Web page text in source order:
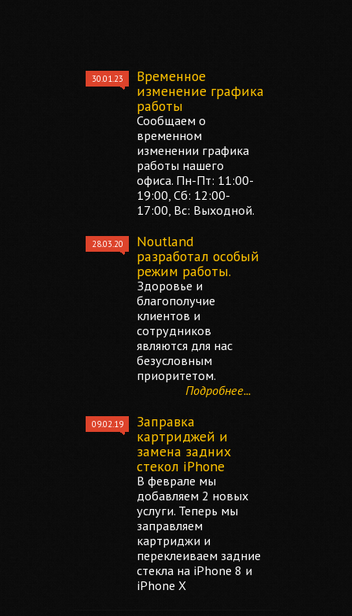
30.01.23
Временное
изменение графика
работы
Сообщаем о
временном
изменении графика
работы нашего
офиса. Пн-Пт: 11:00-
19:00, Сб: 12:00-
17:00, Вс: Выходной.
28.03.20
Noutland
разработал особый
режим работы.
Здоровье и
благополучие
клиентов и
сотрудников
являются для нас
безусловным
приоритетом.
Подробнее...
09.02.19
Заправка
картриджей и
замена задних
стекол iPhone
В феврале мы
добавляем 2 новых
услуги. Теперь мы
заправляем
картриджи и
переклеиваем задние
стекла на iPhone 8 и
iPhone X